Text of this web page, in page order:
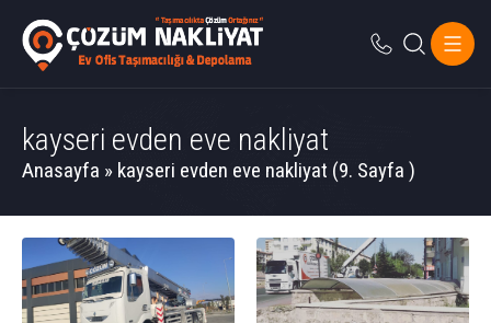
kayseri evden eve nakliyat
Anasayfa » kayseri evden eve nakliyat (9. Sayfa )